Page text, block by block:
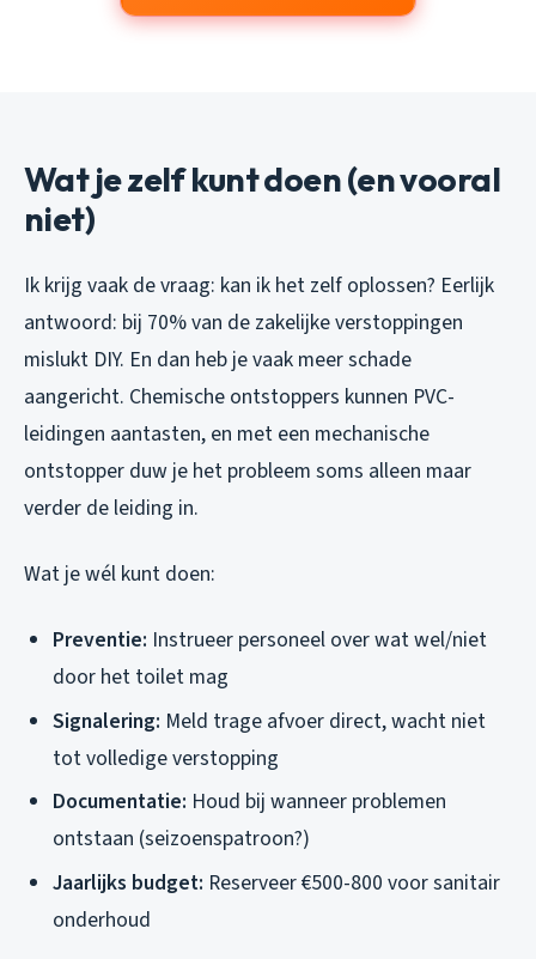
Wat je zelf kunt doen (en vooral
niet)
Ik krijg vaak de vraag: kan ik het zelf oplossen? Eerlijk
antwoord: bij 70% van de zakelijke verstoppingen
mislukt DIY. En dan heb je vaak meer schade
aangericht. Chemische ontstoppers kunnen PVC-
leidingen aantasten, en met een mechanische
ontstopper duw je het probleem soms alleen maar
verder de leiding in.
Wat je wél kunt doen:
Preventie: Instrueer personeel over wat wel/niet
door het toilet mag
Signalering: Meld trage afvoer direct, wacht niet
tot volledige verstopping
Documentatie: Houd bij wanneer problemen
ontstaan (seizoenspatroon?)
Jaarlijks budget: Reserveer €500-800 voor sanitair
onderhoud